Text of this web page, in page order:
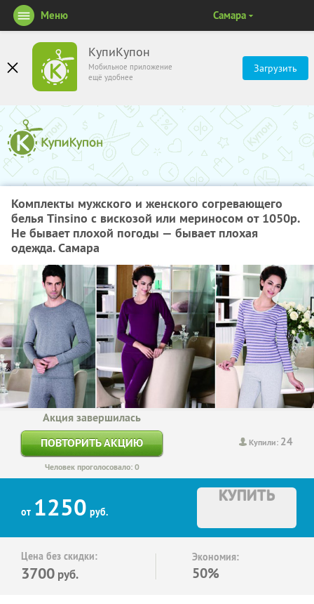
КупиКупон
Мобильное приложение
ещё удобнее
Загрузить
Меню Самара
Комплекты мужского и женского согревающего
белья Tinsino с вискозой или мериносом от 1050р.
Не бывает плохой погоды — бывает плохая
одежда. Самара
Купили: 24
Акция завершилась
ПОВТОРИТЬ АКЦИЮ
Человек проголосовало: 0
от 1250 руб.
КУПИТЬ
Цена без скидки:
3700 руб.
Экономия:
50%